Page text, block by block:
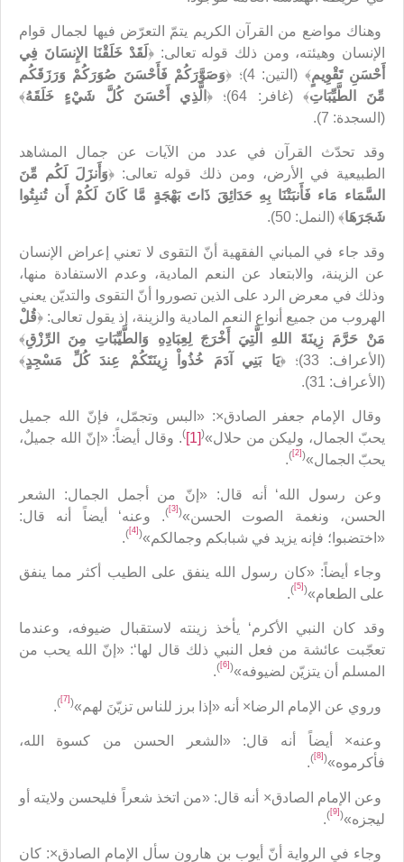
وهناك مواضع من القرآن الكريم يتمّ التعرّض فيها لجمال قوام
الإنسان وهيئته، ومن ذلك قوله تعالى: ﴿لَقَدْ خَلَقْنَا الإِنسَانَ فِي
أَحْسَنِ تَقْوِيمٍ﴾ (التين: 4)؛ ﴿
وَصَوَّرَكُمْ فَأَحْسَنَ صُوَرَكُمْ وَرَزَقَكُم
مِّنَ الطَّيِّبَاتِ﴾ (غافر: 64)؛ ﴿ الَّذِي أَحْسَنَ كُلَّ شَيْءٍ خَلَقَهُ﴾
(السجدة: 7).
وقد تحدّث القرآن في عدد من الآيات عن جمال المشاهد
الطبيعية في الأرض، ومن ذلك قوله تعالى: ﴿وَأَنزَلَ لَكُم مِّنَ
السَّمَاء مَاء فَأَنبَتْنَا بِهِ حَدَائِقَ ذَاتَ بَهْجَةٍ مَّا كَانَ لَكُمْ أَن تُنبِتُوا
شَجَرَهَا﴾ (النمل: 50).
وقد جاء في المباني الفقهية أنّ التقوى لا تعني إعراض الإنسان
عن الزينة، والابتعاد عن النعم المادية، وعدم الاستفادة منها،
وذلك في معرض الرد على الذين تصوروا أنّ التقوى والتديّن يعني
الهروب من جميع أنواع النعم المادية والزينة، إذ يقول تعالى: ﴿قُلْ
مَنْ حَرَّمَ زِينَةَ اللهِ الَّتِيَ أَخْرَجَ لِعِبَادِهِ وَالطَّيِّبَاتِ مِنَ الرِّزْقِ﴾
(الأعراف: 33)؛ ﴿
يَا بَنِي آدَمَ خُذُواْ زِينَتَكُمْ عِندَ كُلِّ مَسْجِدٍ﴾
(الأعراف: 31).
وقال الإمام جعفر الصادق×: «البس وتجمّل، فإنّ الله جميل
يحبّ الجمال، وليكن من حلال»(
[1]
). وقال أيضاً: «إنّ الله جميلٌ،
يحبّ الجمال»(
[2]
)
.
وعن رسول الله‘ أنه قال: «إنّ من أجمل الجمال: الشعر
الحسن، ونغمة الصوت الحسن»(
[3]
). وعنه‘ أيضاً أنه قال:
«اختضبوا؛ فإنه يزيد في شبابكم وجمالكم»(
[4]
)
.
وجاء أيضاً: «كان رسول الله ينفق على الطيب أكثر مما ينفق
على الطعام»(
[5]
)
.
وقد كان النبي الأكرم‘ يأخذ زينته لاستقبال ضيوفه، وعندما
تعجّبت عائشة من فعل النبي ذلك قال لها‘: «إنّ الله يحب من
المسلم أن يتزيّن لضيوفه»(
[6]
)
.
وروي عن الإمام الرضا× أنه «إذا برز للناس تزيّنَ لهم»(
[7]
)
.
وعنه× أيضاً أنه قال: «الشعر الحسن من كسوة الله،
فأكرموه»(
[8]
)
.
وعن الإمام الصادق× أنه قال: «من اتخذ شعراً فليحسن ولايته أو
ليجزه»(
[9]
)
.
وجاء في الرواية أنّ أيوب بن هارون سأل الإمام الصادق×: كان